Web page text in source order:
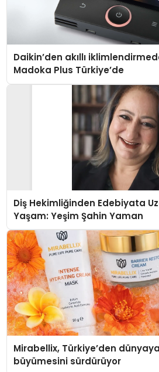
Daikin’den akıllı
Madoka Plus Türkiye’de
Diş Hekimliğinden Edebiyata
Yaşam: Yeşim Şahin Yaman
Mirabellix, Türkiye’den
büyümesini sürdürüyor